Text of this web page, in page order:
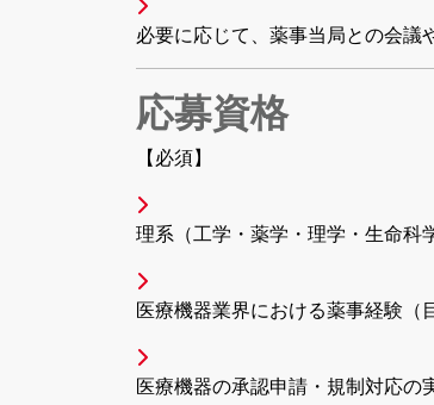
必要に応じて、薬事当局との会議
応募資格
【必須】
理系（工学・薬学・理学・生命科
医療機器業界における薬事経験（
医療機器の承認申請・規制対応の